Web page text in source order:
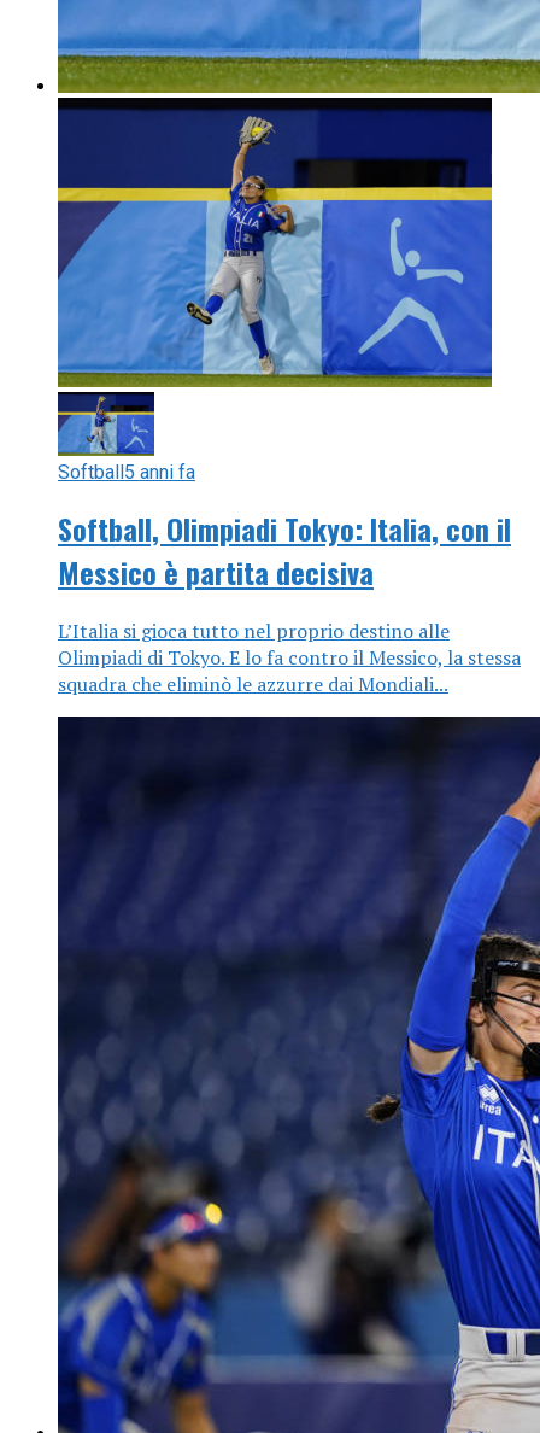
Softball5 anni fa
Softball, Olimpiadi Tokyo: Italia, con il
Messico è partita decisiva
L’Italia si gioca tutto nel proprio destino alle
Olimpiadi di Tokyo. E lo fa contro il Messico, la stessa
squadra che eliminò le azzurre dai Mondiali...